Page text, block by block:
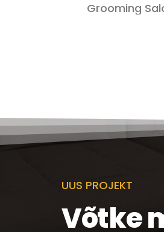
Grooming
UUS PROJEKT
Võtke